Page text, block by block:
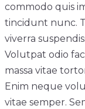
commodo quis
tincidunt nunc.
viverra
Volutpat odio
massa vitae
Enim neque
vitae semper.